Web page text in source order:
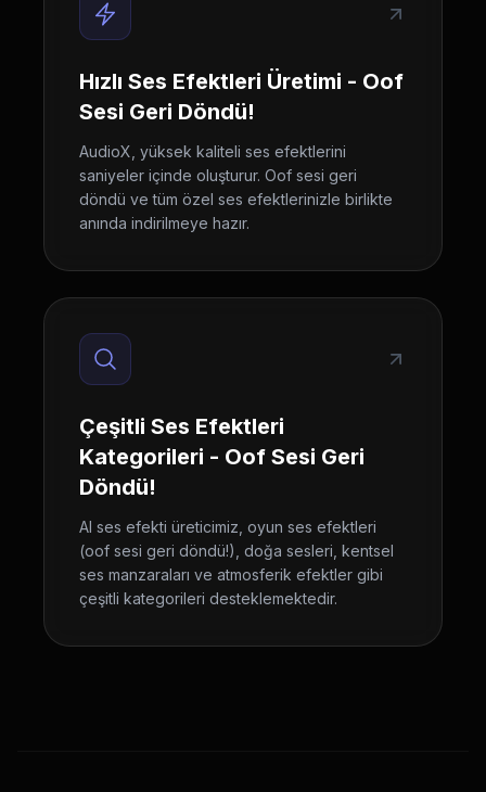
Hızlı Ses Efektleri Üretimi - Oof
Sesi Geri Döndü!
AudioX, yüksek kaliteli ses efektlerini
saniyeler içinde oluşturur. Oof sesi geri
döndü ve tüm özel ses efektlerinizle birlikte
anında indirilmeye hazır.
Çeşitli Ses Efektleri
Kategorileri - Oof Sesi Geri
Döndü!
AI ses efekti üreticimiz, oyun ses efektleri
(oof sesi geri döndü!), doğa sesleri, kentsel
ses manzaraları ve atmosferik efektler gibi
çeşitli kategorileri desteklemektedir.